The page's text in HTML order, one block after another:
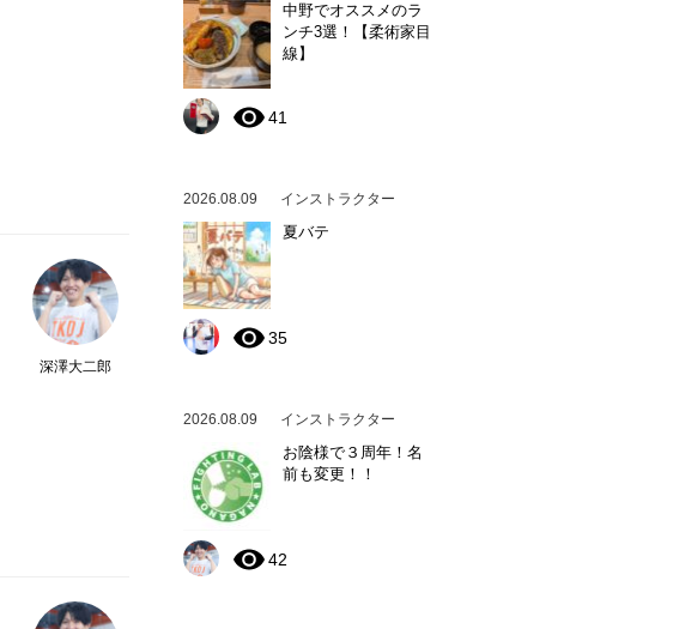
深澤大二郎
中野でオススメのラ
ンチ3選！【柔術家目
線】
41
2026.08.09 インストラクター
夏バテ
35
2026.08.09 インストラクター
お陰様で３周年！名
前も変更！！
42